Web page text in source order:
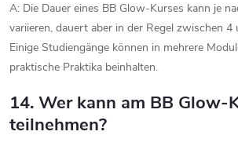
A: Die Dauer eines BB Glow-Kurses kann je
variieren, dauert aber in der Regel zwischen 4
Einige Studiengänge können in mehrere
praktische Praktika beinhalten.
14. Wer kann am BB Glow-
teilnehmen?